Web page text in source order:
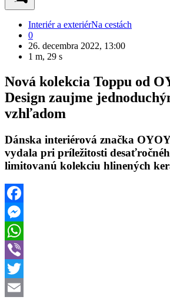
Interiér a exteriérNa cestách
0
26. decembra 2022, 13:00
1 m, 29 s
Nová kolekcia Toppu od
Design zaujme
vzhľadom
Dánska interiérová značka
vydala pri príležitosti
limitovanú kolekciu hlinených
Facebook
Messenger
WhatsApp
Viber
Twitter